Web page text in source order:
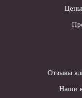
Цены
Отзывы
Наши